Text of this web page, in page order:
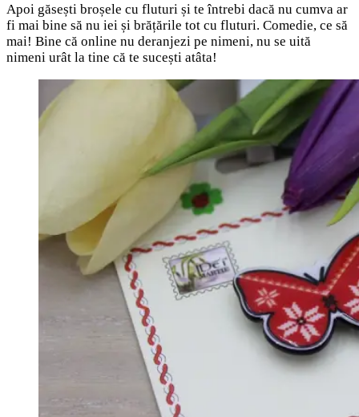
Apoi găsești broșele cu fluturi și te întrebi dacă nu cumva ar
fi mai bine să nu iei și brățările tot cu fluturi. Comedie, ce să
mai! Bine că online nu deranjezi pe nimeni, nu se uită
nimeni urât la tine că te sucești atâta!